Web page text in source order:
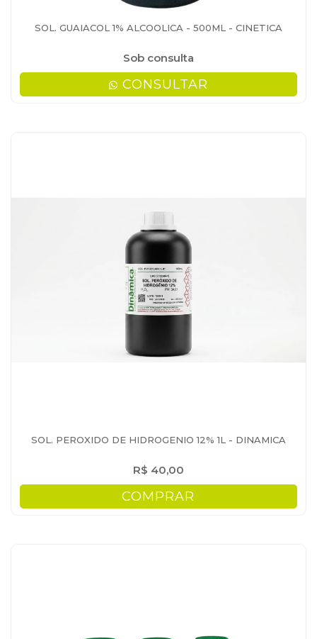
SOL. GUAIACOL 1% ALCOOLICA - 500ML - CINETICA
Sob consulta
CONSULTAR
SOL. PEROXIDO DE HIDROGENIO 12% 1L - DINAMICA
R$ 40,00
COMPRAR